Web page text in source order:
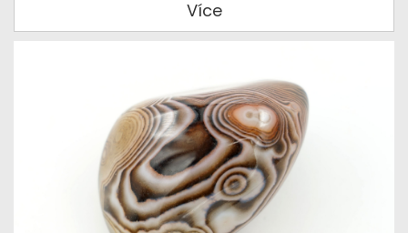
Více